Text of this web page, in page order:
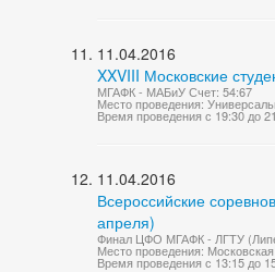
11.04.2016
XXVIII Московские
МГАФК - МАБиУ Счет: 54:67
Место проведения:
Время проведения с 19:30 до
11.04.2016
Всероссийские
апреля)
Финал ЦФО МГАФК - ЛГТУ
Место проведения:
Время проведения с 13:15 до